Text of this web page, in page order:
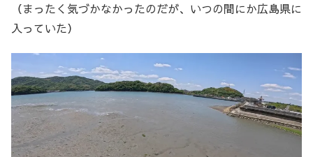
（まったく気づかなかったのだが、いつの間にか広島県に
入っていた）